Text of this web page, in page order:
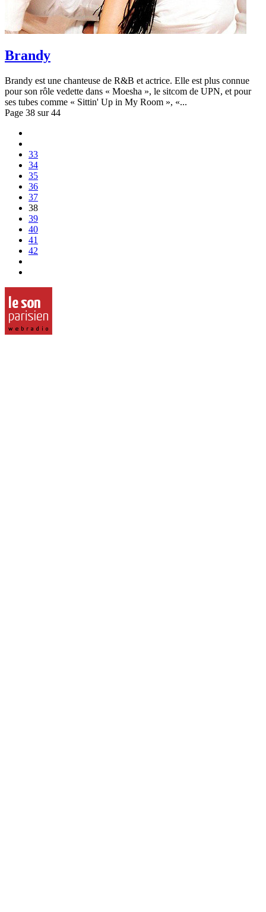
Brandy
Brandy est une chanteuse de R&B et actrice. Elle est plus connue
pour son rôle vedette dans « Moesha », le sitcom de UPN, et pour
ses tubes comme « Sittin' Up in My Room », «...
Page 38 sur 44
33
34
35
36
37
38
39
40
41
42